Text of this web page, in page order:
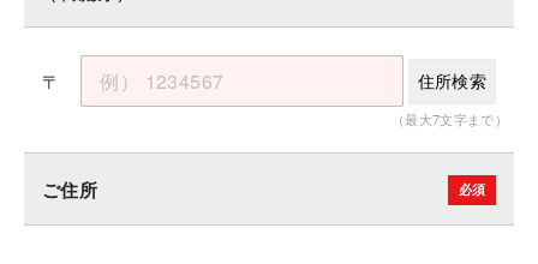
〒
（最大7文字まで）
住所検索
ご住所